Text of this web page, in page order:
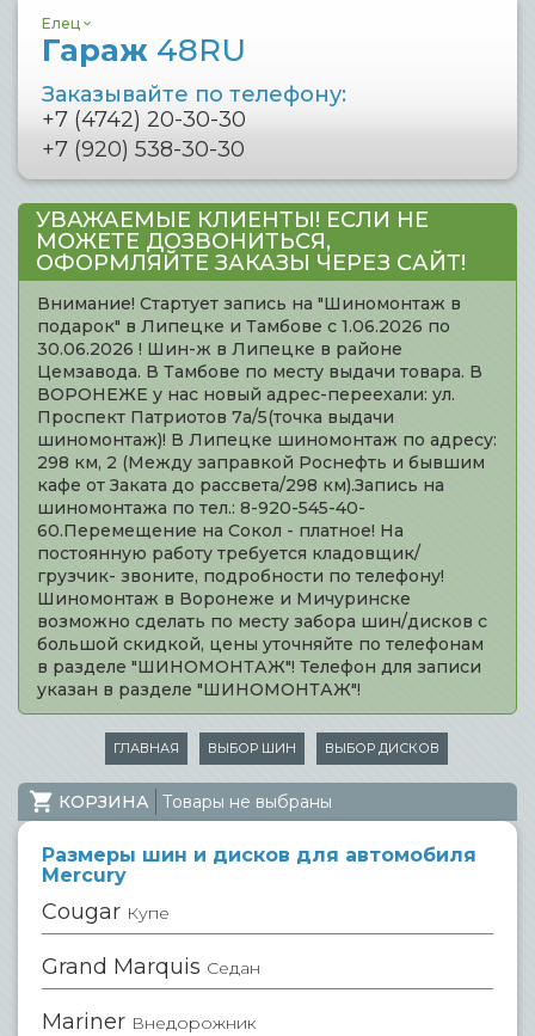
Елец
Гараж 48RU
Заказывайте по телефону:
+7 (4742) 20-30-30
+7 (920) 538-30-30
УВАЖАЕМЫЕ КЛИЕНТЫ! ЕСЛИ НЕ
МОЖЕТЕ ДОЗВОНИТЬСЯ,
ОФОРМЛЯЙТЕ ЗАКАЗЫ ЧЕРЕЗ САЙТ!
Внимание! Стартует запись на "Шиномонтаж в
подарок" в Липецке и Тамбове с 1.06.2026 по
30.06.2026 ! Шин-ж в Липецке в районе
Цемзавода. В Тамбове по месту выдачи товара. В
ВОРОНЕЖЕ у нас новый адрес-переехали: ул.
Проспект Патриотов 7а/5(точка выдачи
шиномонтаж)! В Липецке шиномонтаж по адресу:
298 км, 2 (Между заправкой Роснефть и бывшим
кафе от Заката до рассвета/298 км).Запись на
шиномонтажа по тел.: 8-920-545-40-
60.Перемещение на Сокол - платное! На
постоянную работу требуется кладовщик/
грузчик- звоните, подробности по телефону!
Шиномонтаж в Воронеже и Мичуринске
возможно сделать по месту забора шин/дисков с
большой скидкой, цены уточняйте по телефонам
в разделе "ШИНОМОНТАЖ"! Телефон для записи
указан в разделе "ШИНОМОНТАЖ"!
ГЛАВНАЯ ВЫБОР ШИН ВЫБОР ДИСКОВ
КОРЗИНА Товары не выбраны
Размеры шин и дисков для автомобиля
Mercury
Cougar Купе
Grand Marquis Седан
Mariner Внедорожник